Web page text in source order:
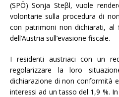
(SPÖ) Sonja Steβl, vuole
volontarie sulla procedura di
con patrimoni non dichiarati, al
dell’Austria sull’evasione fiscale.
I residenti austriaci con un
regolarizzare la loro
dichiarazione di non conformità
interessi ad un tasso del 1,9 %.